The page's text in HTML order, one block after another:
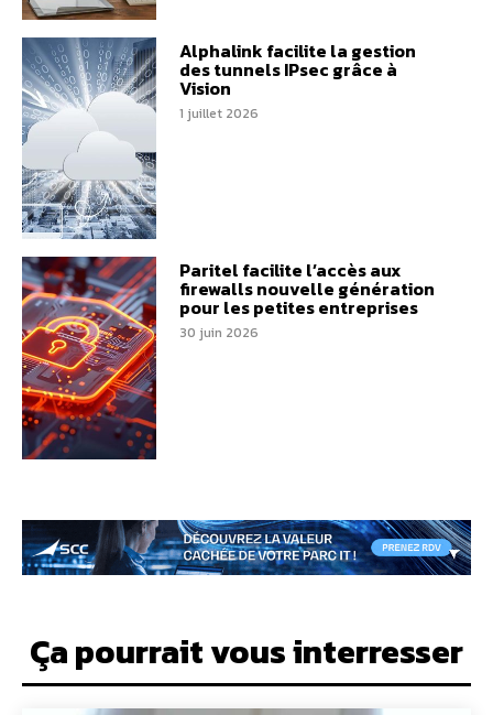
Alphalink facilite la gestion
des tunnels IPsec grâce à
Vision
1 juillet 2026
Paritel facilite l’accès aux
firewalls nouvelle génération
pour les petites entreprises
30 juin 2026
Ça pourrait vous interresser